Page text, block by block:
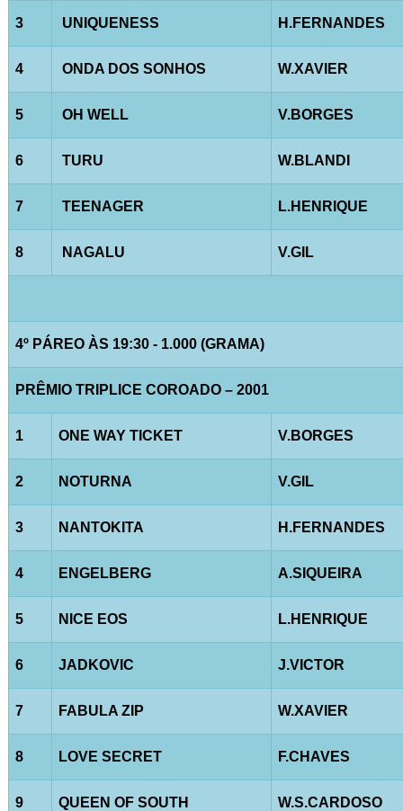
3 UNIQUENESS H.FERNANDES
4 ONDA DOS SONHOS W.XAVIER
5 OH WELL V.BORGES
6 TURU W.BLANDI
7 TEENAGER L.HENRIQUE
8 NAGALU V.GIL
4º PÁREO ÀS 19:30 - 1.000 (GRAMA)
PRÊMIO TRIPLICE COROADO – 2001
1 ONE WAY TICKET V.BORGES
2 NOTURNA V.GIL
3 NANTOKITA H.FERNANDES
4 ENGELBERG A.SIQUEIRA
5 NICE EOS L.HENRIQUE
6 JADKOVIC J.VICTOR
7 FABULA ZIP W.XAVIER
8 LOVE SECRET F.CHAVES
9 QUEEN OF SOUTH W.S.CARDOSO